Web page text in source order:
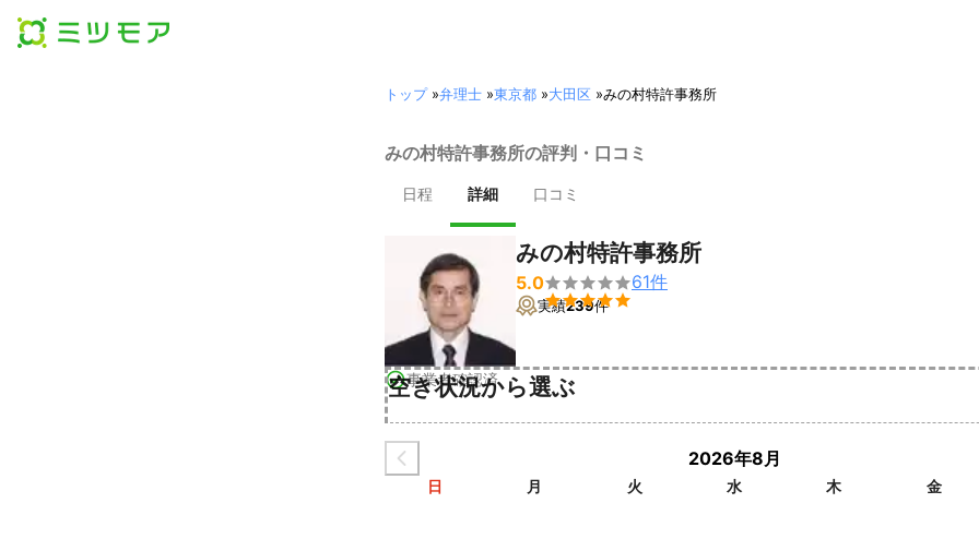
トップ»弁理士 »東京都 »大田区 »みの村特許事務所
みの村特許事務所の評判・口コミ
日程 詳細 口コミ
事業者確認済
みの村特許事務所
5.0

61件
実績239件
空き状況から選ぶ
2026年8月
日 月 火 水 木 金